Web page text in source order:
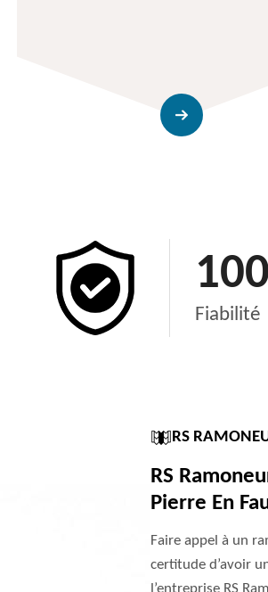
100
Fiabilité
RS
RS
Pierre En
Faire appel à un
certitude d’avoir
l’entreprise RS